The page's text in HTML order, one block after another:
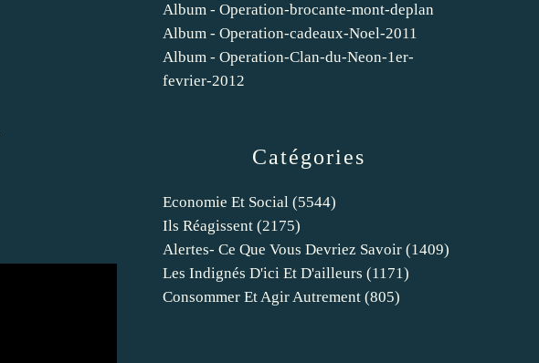
Catégories
Economie Et Social (5544)
Ils Réagissent (2175)
Alertes- Ce Que Vous Devriez Savoir (1409)
Les Indignés D'ici Et D'ailleurs (1171)
Consommer Et Agir Autrement (805)
Album - Operation-brocante-mont-deplan
Album - Operation-cadeaux-Noel-2011
Album - Operation-Clan-du-Neon-1er-
fevrier-2012